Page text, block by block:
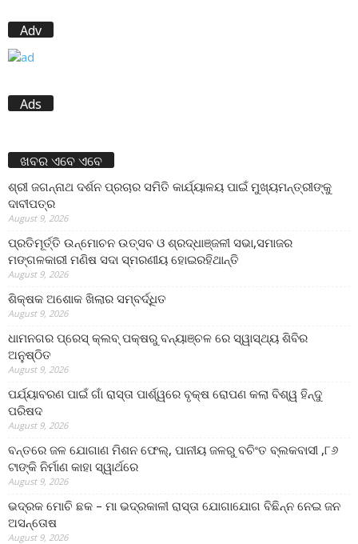
Adv
Ads
ଖବର ଏବେ ଏବେ
ଶ୍ରୀ ଜଗନ୍ନାଥ ଦର୍ଶନ ପ୍ରଚାର ସମିତି କାର୍ଯ୍ୟାଳୟ ପାଇଁ ମୁଖ୍ୟମନ୍ତ୍ରୀଙ୍କୁ
ଦାବୀପତ୍ର
August 9, 2026
ପ୍ରତିମୂର୍ତ୍ତି ଉନ୍ମୋଚନ ଉତ୍ସବ ଓ ଶ୍ରଦ୍ଧାଞ୍ଜଳୀ ସଭା,ସମାଜର
ମଙ୍ଗଳକାରୀ ମଣିଷ ସଦା ସ୍ମରଣୀୟ ହୋଇରହିଥାନ୍ତି
August 9, 2026
ଶିକ୍ଷକ ଅଶୋକ ଖିଲାର ସମ୍ବର୍ଦ୍ଧିତ
August 9, 2026
ଧାମନଗର ପ୍ରେସ୍ କ୍ଲବ୍ ପକ୍ଷରୁ ବନ୍ୟାଞ୍ଚଳ ରେ ସ୍ୱାସ୍ଥ୍ୟ ଶିବିର
ଅନୁଷ୍ଠିତ
August 9, 2026
ପର୍ଯ୍ୟାବରଣ ପାଇଁ ଗାଁ ରାସ୍ତା ପାର୍ଶ୍ୱରେ ବୃକ୍ଷ ରୋପଣ କଲା ବିଶ୍ୱ ହିନ୍ଦୁ
ପରିଷଦ
August 9, 2026
ବନ୍ତରେ ଜଳ ଯୋଗାଣ ମିଶନ ଫେଲ୍‌, ପାନୀୟ ଜଳରୁ ବଚିଂତ ବ୍ଲକବାସୀ ,୮୬
ଟାଙ୍କି ନିର୍ମାଣ କାହା ସ୍ୱାର୍ଥରେ
August 9, 2026
ଭଦ୍ରକ ମୋଚି ଛକ – ମା ଭଦ୍ରକାଳୀ ରାସ୍ତା ଯୋଗାଯୋଗ ବିଛିନ୍ନ ନେଇ ଜନ
ଅସନ୍ତୋଷ
August 9, 2026